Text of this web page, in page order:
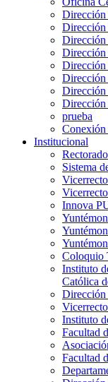
Dirección
Dirección
Dirección
Dirección
Dirección
Dirección
Dirección
Dirección
prueba
Conexión
Institucional
Rectorado
Sistema
Innova
Coloquio
Instituto
Católica
Dirección
Instituto
Facultad
Facultad